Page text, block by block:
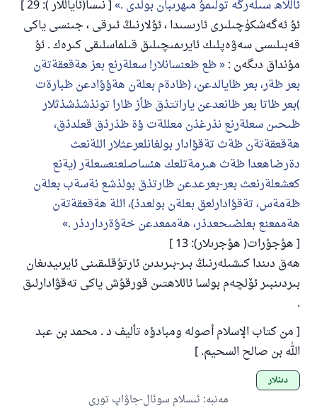
ئاللاھ سىلەرگە تولىمۇ مىھرىبان بولدى .
[ نىسا(ئاياللار ): 29 ]
ئۇ ئەگەشكۈچىلىرى ئارىسىدا ، ئۇلارنىڭ ئىرقى ، جىنسى ياكى
قەبىلىسى سەۋەپلىك ئايرىمىچىلىق قىلماسلىقى كىرەك . ئۇ
مۇنداق دىگەن : ظع ظعنسانلار! سعلةرنع بعز هةقعقةتةن
بعر ظةر، بعر ظايالدعن، (ظادةم بعلةن هةؤؤادعن ظبارةت
)بعر ظاتا بعر ظانعدعن ياراتتذق ظأز ظارا تونذشذشذثلار
ظىحىن سعلةرنع نذرغذن معللةت ؤة ظذرذق قعلدذق،
هةقعقةتةن ظةث تةقؤادار بولغانلعرعثلار اللةنعث
دةرضاهعدا ظةث هىرمةتلعك هئساصلعنعسعلةر (يةنع
كعشعلةرنعث بعر-بعرعدعن ظارتذق بولذشع نةسةب بعلةن
ظةمةس، تةقؤادارلعق بعلةن بولعدذ)، اللة هةقعقةتةن
هةممعنع بعلضىحعدذر، هةممعدعن خةؤةرداردذر .
[ ھۇجۇرات( ھۇجرىلار): 13 ]
ھەق دىندا كىشىلەرنىڭ بىر-بىرىدىن ئارتۇقلىقىنى ئايرىيدىغان
بىردىنبىر ئۆلچەم بولسا ئاللاھتىن قورقۇش ياكى تەقۋادارلىق
.
[ من كتاب الإسلام أصوله ومبادؤه تأليف د . محمد بن عبد
الله بن صالح السحيم. ]
دىنلار
مەنبە: ئىسلام سوئال-جاۋاپ تورى